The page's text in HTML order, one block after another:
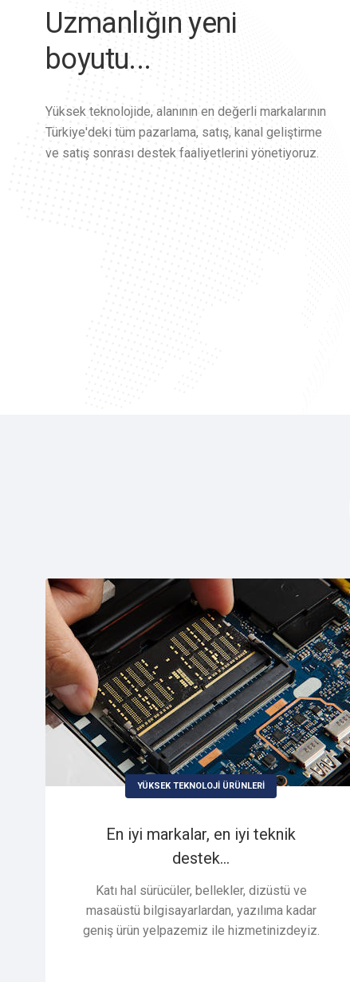
Uzmanlığın yeni
boyutu...
Yüksek teknolojide, alanının en değerli markalarının
Türkiye'deki tüm pazarlama, satış, kanal geliştirme
ve satış sonrası destek faaliyetlerini yönetiyoruz.
YÜKSEK TEKNOLOJİ ÜRÜNLERİ
En iyi markalar, en iyi teknik
destek...
Katı hal sürücüler, bellekler, dizüstü ve
masaüstü bilgisayarlardan, yazılıma kadar
geniş ürün yelpazemiz ile hizmetinizdeyiz.